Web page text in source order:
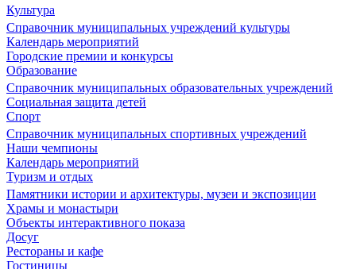
Культура
Справочник муниципальных учреждений культуры
Календарь мероприятий
Городские премии и конкурсы
Образование
Справочник муниципальных образовательных учреждений
Социальная защита детей
Спорт
Справочник муниципальных спортивных учреждений
Наши чемпионы
Календарь мероприятий
Туризм и отдых
Памятники истории и архитектуры, музеи и экспозиции
Храмы и монастыри
Объекты интерактивного показа
Досуг
Рестораны и кафе
Гостиницы